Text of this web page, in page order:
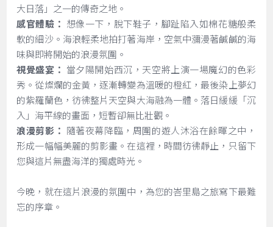
大日落」之一的傳奇之地。
感官體驗： 想像一下，脫下鞋子，腳趾陷入如棉花糖般柔
軟的細沙。海浪輕柔地拍打著海岸，空氣中瀰漫著鹹鹹的海
味與即將開始的浪漫氛圍。
視覺盛宴： 當夕陽開始西沉，天空將上演一場魔幻的色彩
秀。從燦爛的金黃，逐漸轉變為溫暖的橙紅，最後染上夢幻
的紫羅蘭色，彷彿整片天空與大海融為一體。落日緩緩「沉
入」海平線的畫面，短暫卻無比壯觀。
浪漫剪影： 隨著夜幕降臨，周圍的遊人沐浴在餘暉之中，
形成一幅幅美麗的剪影畫。在這裡，時間彷彿靜止，只留下
您與這片無盡海洋的獨處時光。
今晚，就在這片浪漫的氛圍中，為您的峇里島之旅寫下最難
忘的序章。